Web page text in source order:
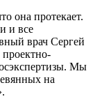
она протекает.
и все
врач Сергей
Мы
на